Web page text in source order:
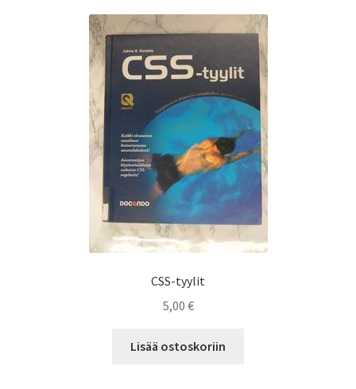
CSS-tyylit
5,00 €
Lisää ostoskoriin